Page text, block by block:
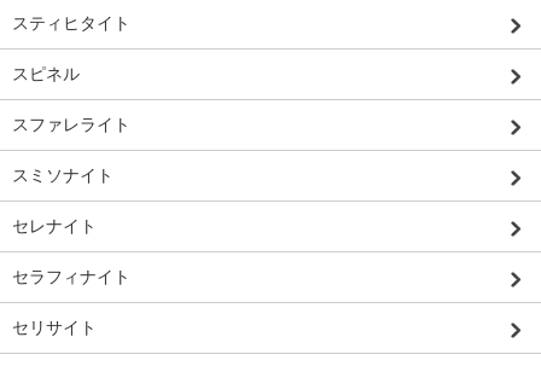
スティヒタイト
スピネル
スファレライト
スミソナイト
セレナイト
セラフィナイト
セリサイト